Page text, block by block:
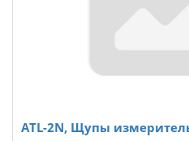
ATL-2N, Щупы